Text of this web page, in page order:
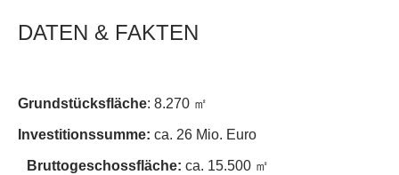
DATEN & FAKTEN
Grundstücksfläche: 8.270 ㎡
Investitionssumme: ca. 26 Mio. Euro
Bruttogeschossfläche: ca. 15.500 ㎡